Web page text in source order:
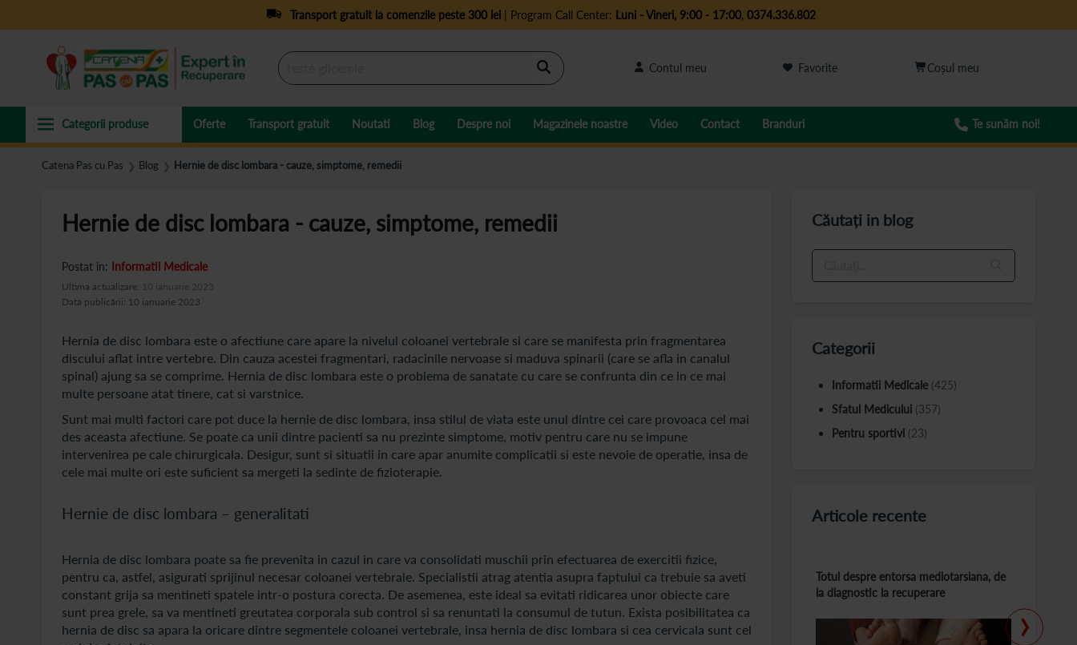
Transport gratuit la comenzile peste 300 lei| Program Call Center: Luni - Vineri, 9:00 - 17:00, 0374.336.802
Cautare Contul meu Favorite
Oferte Transport gratuit Noutati Blog Despre noi Magazinele noastre Video Contact Branduri Te sunăm noi!
Catena Pas cu Pas ❯ Blog ❯ Hernie de disc lombara - cauze, simptome, remedii
Hernie de disc lombara - cauze, simptome, remedii
Postat in: Informatii Medicale
Data publicării: 10 ianuarie 2023
Ultima actualizare: 10 ianuarie 2023
Hernia de disc lombara este o afectiune care apare la nivelul coloanei vertebrale si care se manifesta prin fragmentarea
discului aflat intre vertebre. Din cauza acestei fragmentari, radacinile nervoase si maduva spinarii (care se afla in canalul
spinal) ajung sa se comprime. Hernia de disc lombara este o problema de sanatate cu care se confrunta din ce in ce mai
multe persoane atat tinere, cat si varstnice.
Sunt mai multi factori care pot duce la hernie de disc lombara, insa stilul de viata este unul dintre cei care provoaca cel mai
des aceasta afectiune. Se poate ca unii dintre pacienti sa nu prezinte simptome, motiv pentru care nu se impune
intervenirea pe cale chirurgicala. Desigur, sunt si situatii in care apar anumite complicatii si este nevoie de operatie, insa de
cele mai multe ori este suficient sa mergeti la sedinte de fizioterapie.
Hernie de disc lombara – generalitati
Hernia de disc lombara poate sa fie prevenita in cazul in care va consolidati muschii prin efectuarea de exercitii fizice,
pentru ca, astfel, asigurati sprijinul necesar coloanei vertebrale. Specialistii atrag atentia asupra faptului ca trebuie sa aveti
constant grija sa mentineti spatele intr-o postura corecta. De asemenea, este ideal sa evitati ridicarea unor obiecte care
sunt prea grele, sa va mentineti greutatea corporala sub control si sa renuntati la consumul de tutun. Exista posibilitatea ca
hernia de disc sa apara la oricare dintre segmentele coloanei vertebrale, insa hernia de disc lombara si cea cervicala sunt cel
Căutați in blog
Categorii
Informatii Medicale (425)
Sfatul Medicului (357)
Pentru sportivi (23)
Articole recente
Totul despre entorsa mediotarsiana, de
la diagnostic la recuperare
›